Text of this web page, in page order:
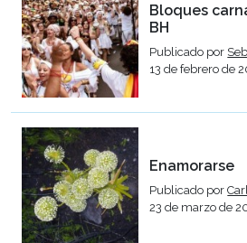
Bloques
BH
Publicado por
13 de febrero de
Enamorarse
Publicado por
23 de marzo de